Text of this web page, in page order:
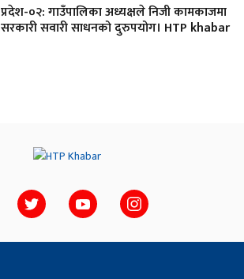
प्रदेश-०२: गाउँपालिका अध्यक्षले निजी कामकाजमा
सरकारी सवारी साधनको दुरुपयोग। HTP khabar